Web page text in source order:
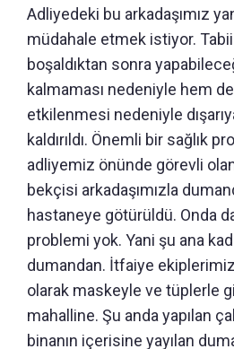
Adliyedeki bu arkadaşımız
müdahale etmek istiyor. Tabii
boşaldıktan sonra
kalmaması nedeniyle hem
etkilenmesi nedeniyle
kaldırıldı. Önemli bir sağlık
adliyemiz önünde görevli
bekçisi arkadaşımızla
hastaneye götürüldü. Onda
problemi yok. Yani şu ana
dumandan. İtfaiye
olarak maskeyle ve tüplerle
mahalline. Şu anda yapılan
binanın içerisine yayılan